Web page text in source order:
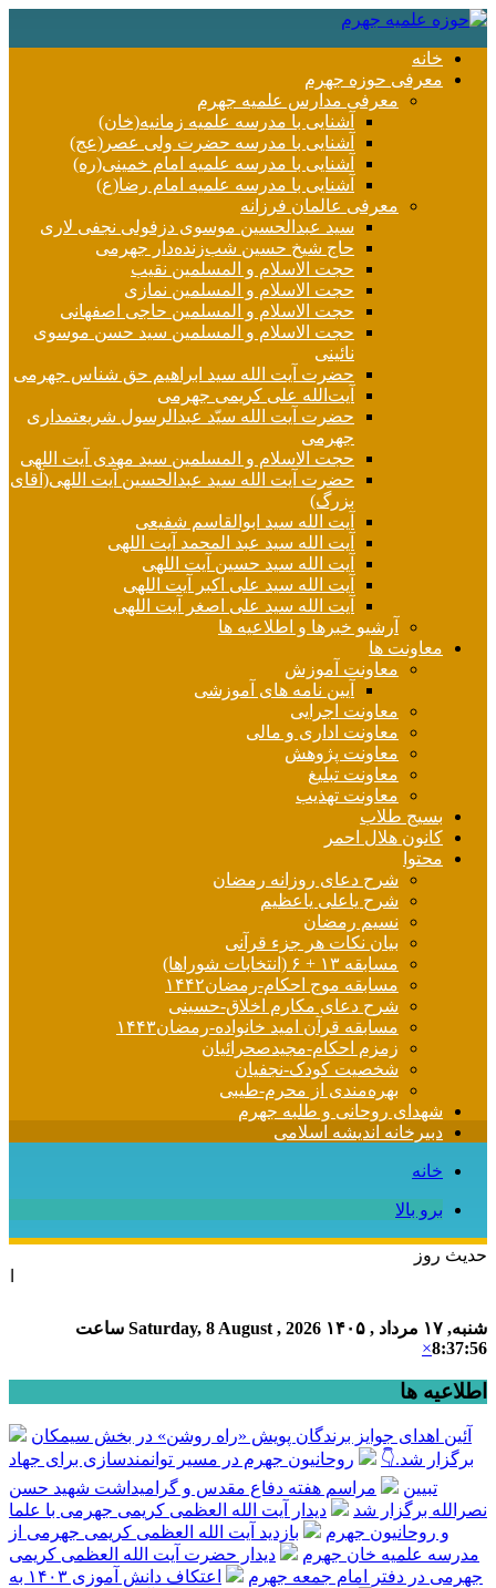
خانه
معرفی حوزه جهرم
معرفی مدارس علمیه جهرم
آشنایی با مدرسه علمیه زمانیه(خان)
آشنایی با مدرسه حضرت ولی عصر(عج)
آشنایی با مدرسه علمیه امام خمینی(ره)
آشنایی با مدرسه علمیه امام رضا(ع)
معرفی عالمان فرزانه
سید عبدالحسین موسوی دزفولی نجفی لاری
حاج شیخ حسین شب‌زنده‌دار جهرمی
حجت الاسلام و المسلمین نقیب
حجت الاسلام و المسلمین نمازی
حجت الاسلام و المسلمین حاجی اصفهانی
حجت الاسلام و المسلمین سید حسن موسوی
نائینی
حضرت آیت الله سید ابراهیم حق شناس جهرمی
آیت‌الله علی کریمی جهرمی
حضرت آيت الله سیّد عبدالرسول شریعتمداری
جهرمی
حجت الاسلام و المسلمین سید مهدی آیت اللهی
حضرت آیت الله سید عبدالحسین آیت اللهی(آقای
بزرگ)
آیت الله سید ابوالقاسم شفیعی
آیت الله سید عبد المحمد آیت اللهی
آیت الله سید حسین آیت اللهی
آیت الله سید علی اکبر آیت اللهی
آیت الله سید علی اصغر آیت اللهی
آرشیو خبرها و اطلاعیه ها
معاونت ها
معاونت آموزش
آیین نامه های آموزشی
معاونت اجرایی
معاونت اداری و مالی
معاونت پژوهش
معاونت تبلیغ
معاونت تهذیب
بسیج طلاب
کانون هلال احمر
محتوا
شرح دعای روزانه رمضان
شرح یاعلی یاعظیم
نسیم رمضان
بیان نکات هر جزء قرآنی
مسابقه ۱۳ + ۶ (انتخابات شوراها)
مسابقه موج احکام-رمضان۱۴۴۲
شرح دعای مکارم اخلاق-حسینی
مسابقه قرآن امید خانواده-رمضان۱۴۴۳
زمزم احکام-مجیدصحرائیان
شخصیت کودک-نجفیان
بهره‌مندی از محرم-طیبی
شهدای روحانی و طلبه جهرم
دبیرخانه اندیشه اسلامی
خانه
برو بالا
حدیث روز
شنبه, ۱۷ مرداد , ۱۴۰۵ Saturday, 8 August , 2026 ساعت
8:37:56
×
اطلاعیه ها
آئین اهدای جوایز برندگان پویش «راه روشن» در بخش سیمکان
برگزار شد.👇
روحانیون جهرم در مسیر توانمندسازی برای جهاد
تبیین
مراسم هفته دفاع مقدس و گرامیداشت شهید حسن
نصرالله برگزار شد
دیدار آیت الله العظمی کریمی جهرمی با علما
و روحانیون جهرم
بازدید آیت الله العظمی کریمی جهرمی از
مدرسه علمیه خان جهرم
دیدار حضرت آیت الله العظمی کریمی
جهرمی در دفتر امام جمعه جهرم
اعتکاف دانش آموزی ۱۴۰۳ به